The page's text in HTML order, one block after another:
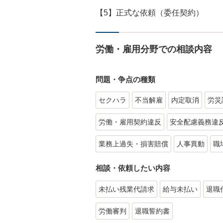
【5】正式な依頼（委任契約）
労働・雇用分野での相談内容
問題・争点の種類
セクハラ 不当解雇 内定取消 労災
労働・雇用契約違反 安全配慮義務違
業務上過失・損害賠償 人事異動 職
相談・依頼したい内容
未払い残業代請求 給与未払い 退職
労働審判 退職誓約書